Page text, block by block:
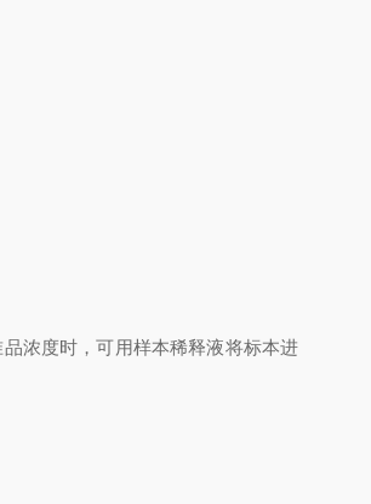
浓度时，可用样本稀释液将标本进